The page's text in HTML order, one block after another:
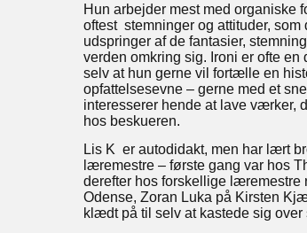
Hun arbejder mest med organiske
oftest stemninger og attituder,
udspringer af de fantasier,
verden omkring sig. Ironi er ofte
selv at hun gerne vil fortælle en
opfattelsesevne – gerne med et
interesserer hende at lave værker,
hos beskueren.
Lis K er autodidakt, men har lært
læremestre – første gang var hos
derefter hos forskellige
Odense, Zoran Luka på Kirsten
klædt på til selv at kastede sig